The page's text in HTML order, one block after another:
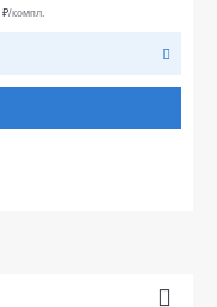
₽/компл.